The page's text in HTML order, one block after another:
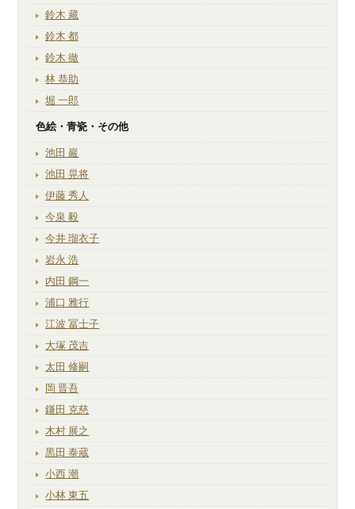
鈴木 藏
鈴木 都
鈴木 徹
林 恭助
堀 一郎
色絵・青瓷・その他
池田 巖
池田 晃将
伊藤 秀人
今泉 毅
今井 瑠衣子
岩永 浩
内田 鋼一
浦口 雅行
江波 冨士子
大塚 茂吉
太田 修嗣
岡 晋吾
鎌田 克慈
木村 展之
黒田 泰蔵
小西 潮
小林 東五